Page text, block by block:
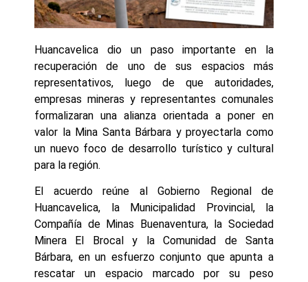
Huancavelica dio un paso importante en la
recuperación de uno de sus espacios más
representativos, luego de que autoridades,
empresas mineras y representantes comunales
formalizaran una alianza orientada a poner en
valor la Mina Santa Bárbara y proyectarla como
un nuevo foco de desarrollo turístico y cultural
para la región.
El acuerdo reúne al Gobierno Regional de
Huancavelica, la Municipalidad Provincial, la
Compañía de Minas Buenaventura, la Sociedad
Minera El Brocal y la Comunidad de Santa
Bárbara, en un esfuerzo conjunto que apunta a
rescatar un espacio marcado por su peso